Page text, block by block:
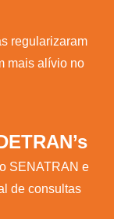
regularizaram
mais alívio no
SENATRAN e
de consultas